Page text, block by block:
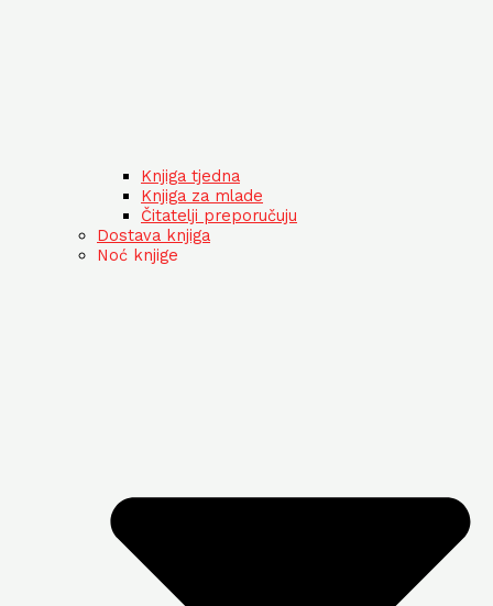
Knjiga tjedna
Knjiga za mlade
Čitatelji preporučuju
Dostava knjiga
Noć knjige